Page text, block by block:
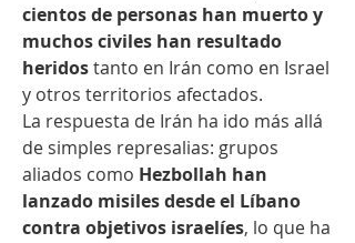
cientos de personas han muerto y
muchos civiles han resultado
heridos tanto en Irán como en Israel
y otros territorios afectados.
La respuesta de Irán ha ido más allá
de simples represalias: grupos
aliados como Hezbollah han
lanzado misiles desde el Líbano
contra objetivos israelíes, lo que ha